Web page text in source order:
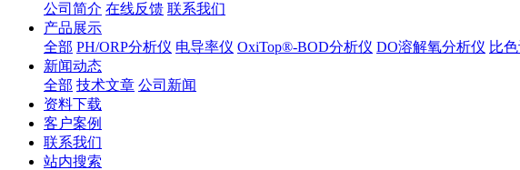
公司简介 在线反馈 联系我们
产品展示
全部 PH/ORP分析仪 电导率仪 OxiTop®-BOD分析仪 DO溶解氧分析仪 比
新闻动态
全部 技术文章 公司新闻
资料下载
客户案例
联系我们
站内搜索